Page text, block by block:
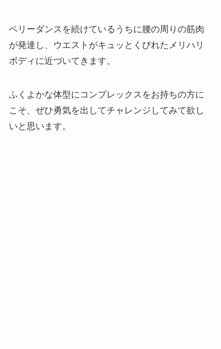
ベリーダンスを続けているうちに腰の周りの筋肉
が発達し、ウエストがキュッとくびれたメリハリ
ボディに近づいてきます。
ふくよかな体型にコンプレックスをお持ちの方に
こそ、ぜひ勇気を出してチャレンジしてみて欲し
いと思います。